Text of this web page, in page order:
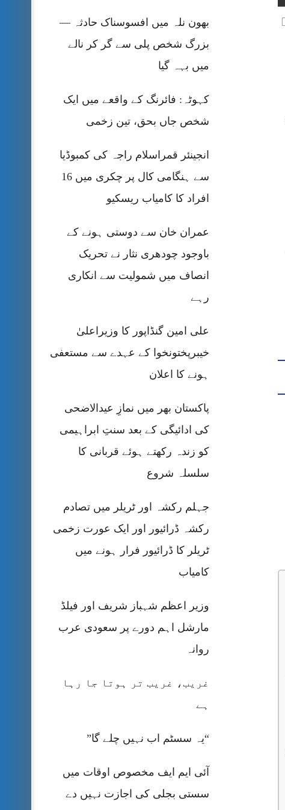
بھون نلہ میں افسوسناک حادثہ —
بزرگ شخص پلی سے گر کر نالے
میں بہہ گیا
کہوٹہ: فائرنگ کے واقعے میں ایک
شخص جاں بحق، تین زخمی
انجینئر قمراسلام راجہ کی کمبوڈیا
سے ہنگامی کال پر چکری میں 16
افراد کا کامیاب ریسکیو
عمران خان سے دوستی ہونے کے
باوجود چودھری نثار نے تحریک
انصاف میں شمولیت سے انکاری
رہے
علی امین گنڈاپور کا وزیراعلیٰ
خیبرپختونخوا کے عہدے سے مستعفی
ہونے کا اعلان
پاکستان بھر میں نمازِ عیدالاضحی
کی ادائیگی کے بعد سنتِ ابراہیمی
کو زندہ رکھتے ہوئے قربانی کا
سلسلہ شروع
جہلم رکشہ اور ٹریلر میں تصادم
رکشہ ڈرائیور اور ایک عورت زخمی
ٹریلر کا ڈرائیور فرار ہونے میں
کامیاب
وزیر اعظم شہباز شریف اور فیلڈ
مارشل اہم دورے پر سعودی عرب
روانہ
غریب، غریب تر ہوتا جا رہا
ہے
“یہ سسٹم اب نہیں چلے گا”
آئی ایم ایف مخصوص اوقات میں
سستی بجلی کی اجازت نہیں دے